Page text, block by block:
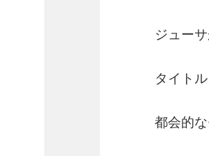
ジュー
タイト
都会的